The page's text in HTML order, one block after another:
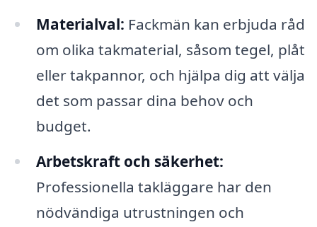
Materialval: Fackmän kan erbjuda råd
om olika takmaterial, såsom tegel, plåt
eller takpannor, och hjälpa dig att välja
det som passar dina behov och
budget.
Arbetskraft och säkerhet:
Professionella takläggare har den
nödvändiga utrustningen och